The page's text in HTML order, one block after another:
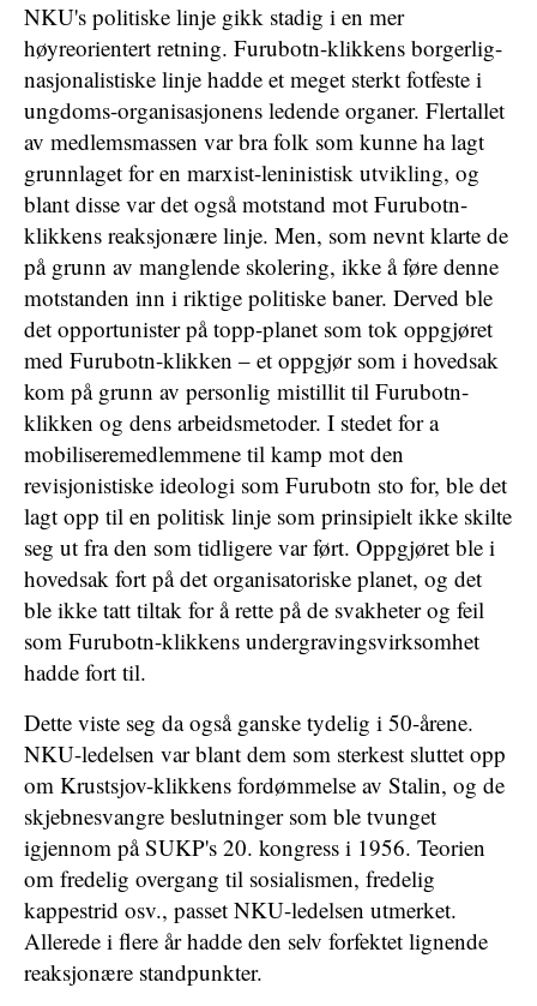
NKU's politiske linje gikk stadig i en mer
høyreorientert retning. Furubotn-klikkens borgerlig-
nasjonalistiske linje hadde et meget sterkt fotfeste i
ungdoms-organisasjonens ledende organer. Flertallet
av medlemsmassen var bra folk som kunne ha lagt
grunnlaget for en marxist-leninistisk utvikling, og
blant disse var det også motstand mot Furubotn-
klikkens reaksjonære linje. Men, som nevnt klarte de
på grunn av manglende skolering, ikke å føre denne
motstanden inn i riktige politiske baner. Derved ble
det opportunister på topp-planet som tok oppgjøret
med Furubotn-klikken – et oppgjør som i hovedsak
kom på grunn av personlig mistillit til Furubotn-
klikken og dens arbeidsmetoder. I stedet for a
mobiliseremedlemmene til kamp mot den
revisjonistiske ideologi som Furubotn sto for, ble det
lagt opp til en politisk linje som prinsipielt ikke skilte
seg ut fra den som tidligere var ført. Oppgjøret ble i
hovedsak fort på det organisatoriske planet, og det
ble ikke tatt tiltak for å rette på de svakheter og feil
som Furubotn-klikkens undergravingsvirksomhet
hadde fort til.
Dette viste seg da også ganske tydelig i 50-årene.
NKU-ledelsen var blant dem som sterkest sluttet opp
om Krustsjov-klikkens fordømmelse av Stalin, og de
skjebnesvangre beslutninger som ble tvunget
igjennom på SUKP's 20. kongress i 1956. Teorien
om fredelig overgang til sosialismen, fredelig
kappestrid osv., passet NKU-ledelsen utmerket.
Allerede i flere år hadde den selv forfektet lignende
reaksjonære standpunkter.